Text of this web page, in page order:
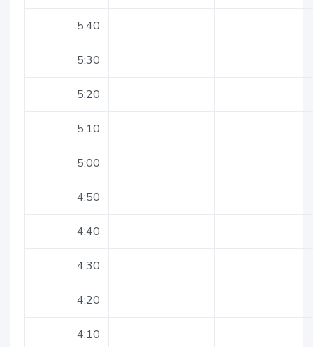
5:40
5:30
5:20
5:10
5:00
4:50
4:40
4:30
4:20
4:10